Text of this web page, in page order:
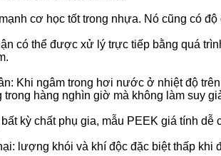
cơ học tốt trong nhựa. Nó cũng có
có thể được xử lý trực tiếp bằng quá
Khi ngâm trong hơi nước ở nhiệt độ
trong hàng nghìn giờ mà không làm suy
kỳ chất phụ gia, mẫu PEEK giá tính dễ
lượng khói và khí độc đặc biệt thấp khi